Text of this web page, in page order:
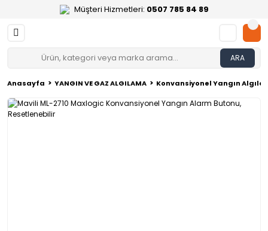
Müşteri Hizmetleri: 0507 785 84 89
ARA
Anasayfa YANGIN VE GAZ ALGILAMA Konvansiyonel Yangın